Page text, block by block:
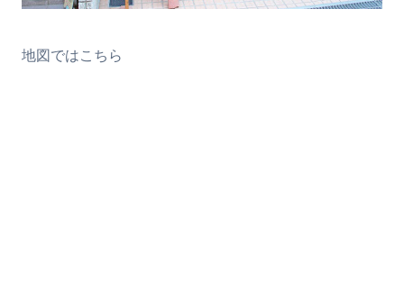
地図ではこちら